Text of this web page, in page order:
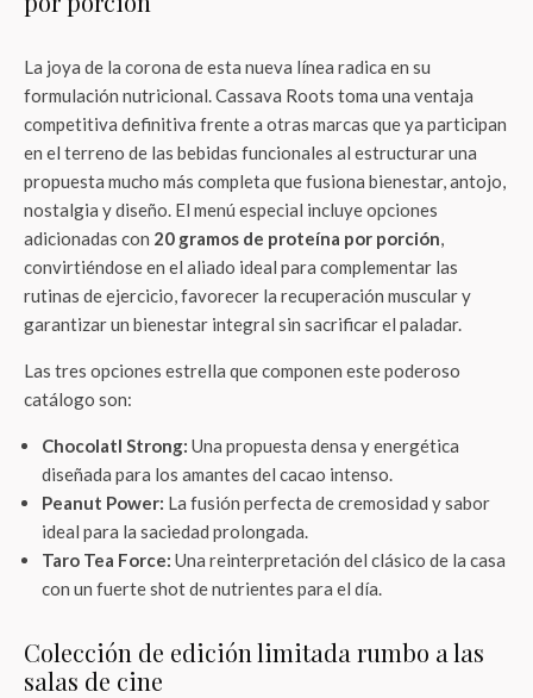
La joya de la corona de esta nueva línea radica en su
formulación nutricional. Cassava Roots toma una ventaja
competitiva definitiva frente a otras marcas que ya participan
en el terreno de las bebidas funcionales al estructurar una
propuesta mucho más completa que fusiona bienestar, antojo,
nostalgia y diseño. El menú especial incluye opciones
adicionadas con 20 gramos de proteína por porción,
convirtiéndose en el aliado ideal para complementar las
rutinas de ejercicio, favorecer la recuperación muscular y
garantizar un bienestar integral sin sacrificar el paladar.
Las tres opciones estrella que componen este poderoso
catálogo son:
Chocolatl Strong: Una propuesta densa y energética
diseñada para los amantes del cacao intenso.
Peanut Power: La fusión perfecta de cremosidad y sabor
ideal para la saciedad prolongada.
Taro Tea Force: Una reinterpretación del clásico de la casa
con un fuerte shot de nutrientes para el día.
Colección de edición limitada rumbo a las
salas de cine